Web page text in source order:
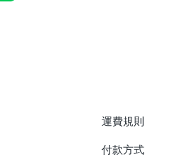
運費規則
付款方式